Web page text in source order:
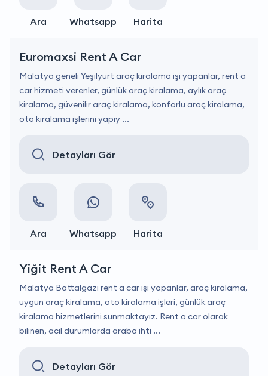
Ara Whatsapp Harita
Euromaxsi Rent A Car
Malatya geneli Yeşilyurt araç kiralama işi yapanlar, rent a
car hizmeti verenler, günlük araç kiralama, aylık araç
kiralama, güvenilir araç kiralama, konforlu araç kiralama,
oto kiralama işlerini yapıy ...
Detayları Gör
Ara Whatsapp Harita
Yiğit Rent A Car
Malatya Battalgazi rent a car işi yapanlar, araç kiralama,
uygun araç kiralama, oto kiralama işleri, günlük araç
kiralama hizmetlerini sunmaktayız. Rent a car olarak
bilinen, acil durumlarda araba ihti ...
Detayları Gör